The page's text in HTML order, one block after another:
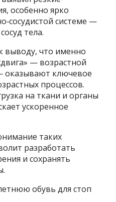
особенно ярко
системе —
тела.
выводу, что именно
— возрастной
оказывают ключевое
процессов.
на ткани и органы
ускоренное
таких
разработать
и сохранять
обувь для стоп